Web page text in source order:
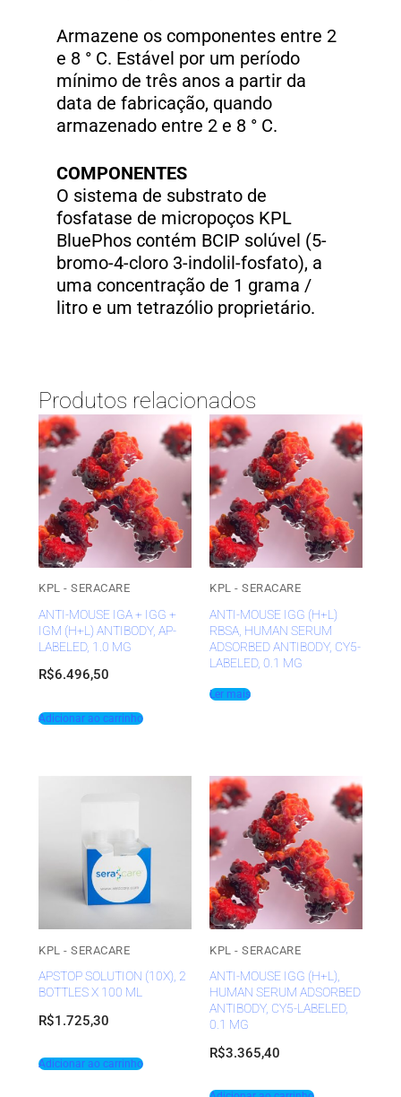
Armazene os componentes entre 2
e 8 ° C. Estável por um período
mínimo de três anos a partir da
data de fabricação, quando
armazenado entre 2 e 8 ° C.
COMPONENTES
O sistema de substrato de
fosfatase de micropoços KPL
BluePhos contém BCIP solúvel (5-
bromo-4-cloro 3-indolil-fosfato), a
uma concentração de 1 grama /
litro e um tetrazólio proprietário.
Produtos relacionados
KPL - SERACARE
ANTI-MOUSE IGA + IGG +
IGM (H+L) ANTIBODY, AP-
LABELED, 1.0 MG
R$6.496,50
Adicionar ao carrinho
KPL - SERACARE
ANTI-MOUSE IGG (H+L)
RBSA, HUMAN SERUM
ADSORBED ANTIBODY, CY5-
LABELED, 0.1 MG
Ler mais
KPL - SERACARE
APSTOP SOLUTION (10X), 2
BOTTLES X 100 ML
R$1.725,30
Adicionar ao carrinho
KPL - SERACARE
ANTI-MOUSE IGG (H+L),
HUMAN SERUM ADSORBED
ANTIBODY, CY5-LABELED,
0.1 MG
R$3.365,40